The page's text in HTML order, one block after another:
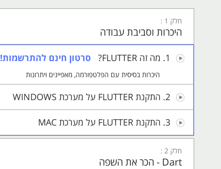
חלק 1 :
היכרות וסביבת עבודה
1. מה זה FLUTTER? סרטון חינם להתרשמות!
היכרות בסיסית עם הפלטפורמה, מאפיינים ויתרונות
2. התקנת FLUTTER על מערכת WINDOWS
3. התקנת FLUTTER על מערכת MAC
חלק 2 :
Dart - הכר את השפה